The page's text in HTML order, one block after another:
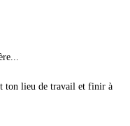
ton lieu de travail et finir à